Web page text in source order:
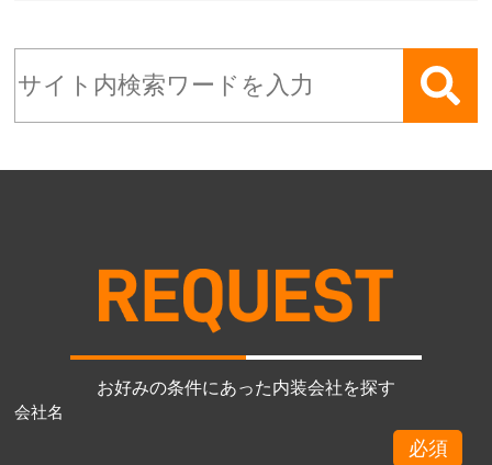
お好みの条件にあった内装会社を探す
会社名
必須